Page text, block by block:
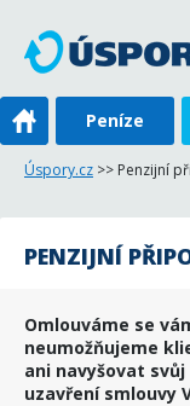
Peníze
Úspory.cz >> Penzijní
PENZIJNÍ
Omlouváme se
neumožňujeme
ani navyšovat
uzavření smlouvy